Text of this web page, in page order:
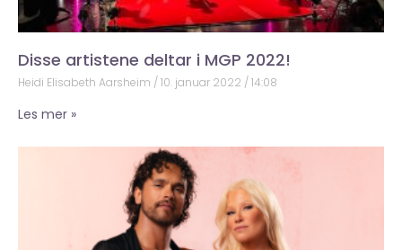
Disse artistene deltar i MGP 2022!
Heidi Elisabeth Aarsheim 10. januar 2022 14:08
Les mer »